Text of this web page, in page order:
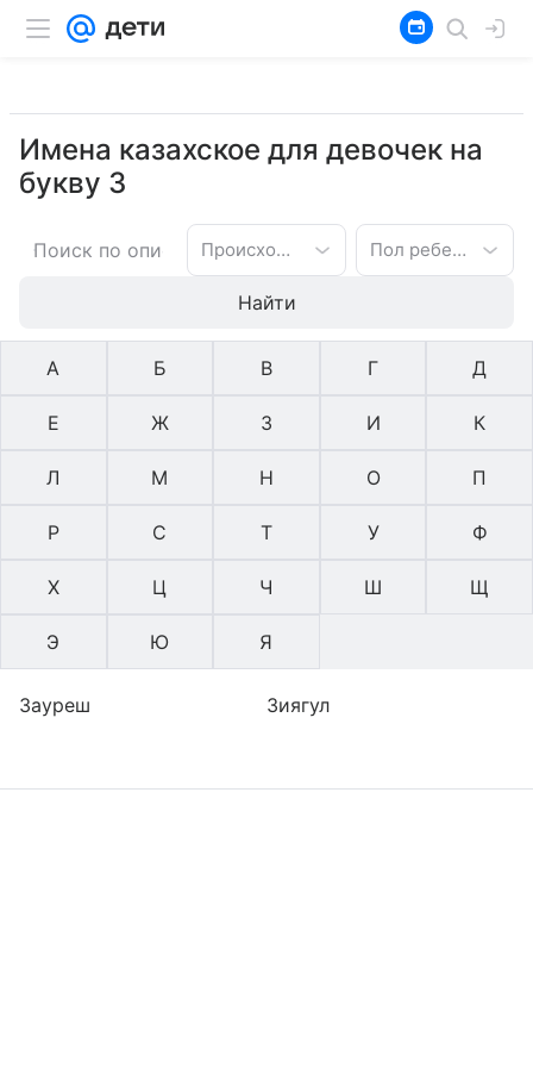
Имена казахское для девочек на
букву З
Происхождение имени Пол ребенка
Найти
А Б В Г Д
Е Ж З И К
Л М Н О П
Р С Т У Ф
Х Ц Ч Ш Щ
Э Ю Я
Зауреш Зиягул